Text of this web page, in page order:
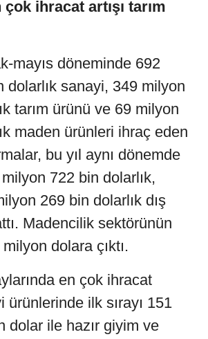
ihracat artışı tarım
mayıs döneminde 692
dolarlık sanayi, 349 milyon
tarım ürünü ve 69 milyon
maden ürünleri ihraç eden
bu yıl aynı dönemde
722 bin dolarlık,
269 bin dolarlık dış
Madencilik sektörünün
dolara çıktı.
en çok ihracat
ürünlerinde ilk sırayı 151
dolar ile hazır giyim ve